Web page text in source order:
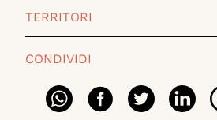
TERRITORI
CONDIVIDI